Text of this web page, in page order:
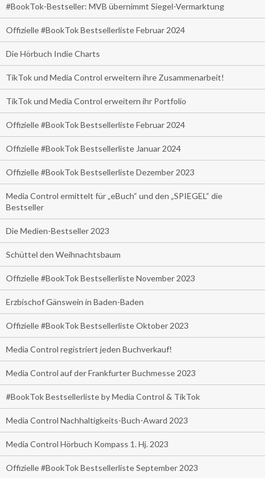
#BookTok-Bestseller: MVB übernimmt Siegel-Vermarktung
Offizielle #BookTok Bestsellerliste Februar 2024
Die Hörbuch Indie Charts
TikTok und Media Control erweitern ihre Zusammenarbeit!
TikTok und Media Control erweitern ihr Portfolio
Offizielle #BookTok Bestsellerliste Februar 2024
Offizielle #BookTok Bestsellerliste Januar 2024
Offizielle #BookTok Bestsellerliste Dezember 2023
Media Control ermittelt für „eBuch“ und den „SPIEGEL“ die
Bestseller
Die Medien-Bestseller 2023
Schüttel den Weihnachtsbaum
Offizielle #BookTok Bestsellerliste November 2023
Erzbischof Gänswein in Baden-Baden
Offizielle #BookTok Bestsellerliste Oktober 2023
Media Control registriert jeden Buchverkauf!
Media Control auf der Frankfurter Buchmesse 2023
#BookTok Bestsellerliste by Media Control & TikTok
Media Control Nachhaltigkeits-Buch-Award 2023
Media Control Hörbuch Kompass 1. Hj. 2023
Offizielle #BookTok Bestsellerliste September 2023